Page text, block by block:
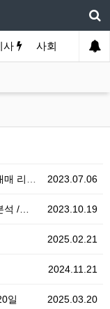
사 사회 스포츠
2023.07.06
스트
2023.10.19
석 /…
2025.02.21
2024.11.21
2025.03.20
일